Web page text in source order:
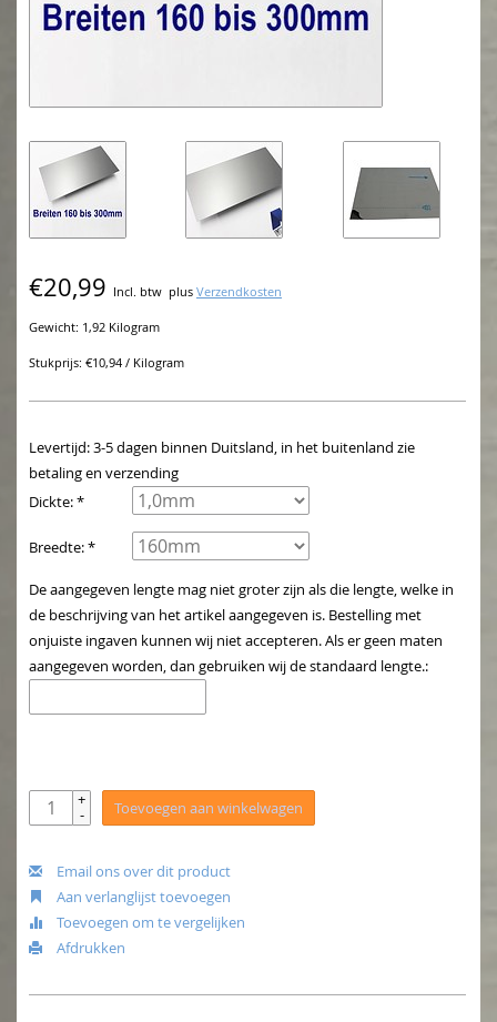
€20,99 Incl. btw plus Verzendkosten
Gewicht: 1,92 Kilogram
Stukprijs: €10,94 / Kilogram
Levertijd: 3-5 dagen binnen Duitsland, in het buitenland zie
betaling en verzending
Dickte: *
Breedte: *
De aangegeven lengte mag niet groter zijn als die lengte, welke in
de beschrijving van het artikel aangegeven is. Bestelling met
onjuiste ingaven kunnen wij niet accepteren. Als er geen maten
aangegeven worden, dan gebruiken wij de standaard lengte.:
+
- Toevoegen aan winkelwagen
Email ons over dit product
Aan verlanglijst toevoegen
Toevoegen om te vergelijken
Afdrukken